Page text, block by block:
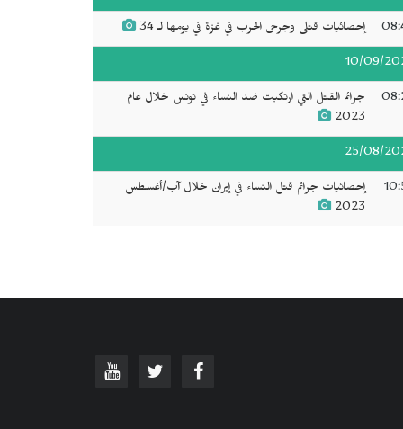
إحصائيات قتلى وجرحى الحرب في غزة في يومها لـ 34
10/09/
جرائم القتل التي ارتكبت ضد النساء في تونس خلال عام
2023
25/08/
إحصائيات جرائم قتل النساء في إيران خلال آب/أغسطس
2023